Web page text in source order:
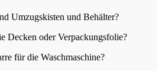
Umzugskisten und Behälter?
Decken oder Verpackungsfolie?
für die Waschmaschine?